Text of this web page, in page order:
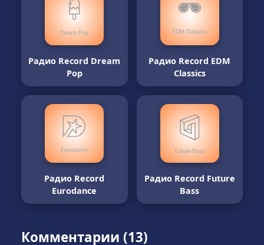
Радио Record Dream
Pop
Радио Record EDM
Classics
Радио Record
Eurodance
Радио Record Future
Bass
Комментарии (13)